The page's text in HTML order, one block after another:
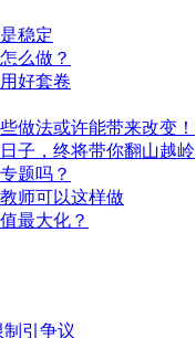
稳定
么做？
好套卷
做法或许能带来改变！
子，终将带你翻山越岭
题吗？
师可以这样做
最大化？
引争议